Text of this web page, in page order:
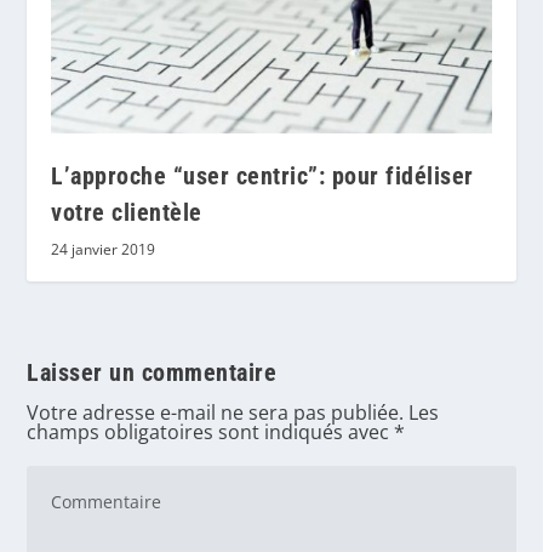
L’approche “user centric”: pour fidéliser
votre clientèle
24 janvier 2019
Laisser un commentaire
Votre adresse e-mail ne sera pas publiée. Les
champs obligatoires sont indiqués avec*